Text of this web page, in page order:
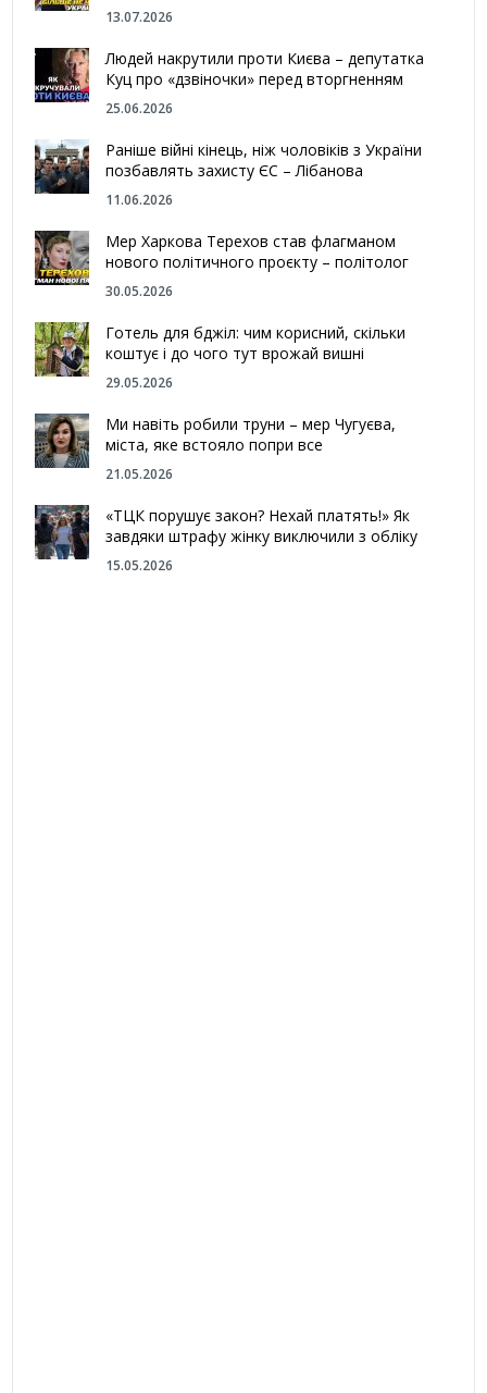
13.07.2026
Людей накрутили проти Києва – депутатка
Куц про «дзвіночки» перед вторгненням
25.06.2026
Раніше війні кінець, ніж чоловіків з України
позбавлять захисту ЄС – Лібанова
11.06.2026
Мер Харкова Терехов став флагманом
нового політичного проєкту – політолог
30.05.2026
Готель для бджіл: чим корисний, скільки
коштує і до чого тут врожай вишні
29.05.2026
Ми навіть робили труни – мер Чугуєва,
міста, яке встояло попри все
21.05.2026
«ТЦК порушує закон? Нехай платять!» Як
завдяки штрафу жінку виключили з обліку
15.05.2026